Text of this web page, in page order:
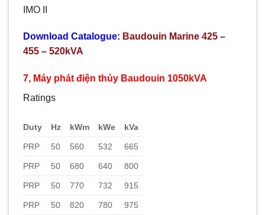
IMO II
Download Catalogue: Baudouin Marine 425 –
455 – 520kVA
7, Máy phát điện thủy Baudouin 1050kVA
Ratings
Duty Hz kWm kWe kVa
PRP 50 560 532 665
PRP 50 680 640 800
PRP 50 770 732 915
PRP 50 820 780 975